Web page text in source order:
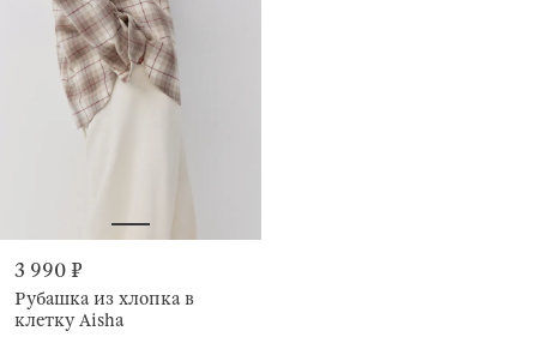
3 990 ₽
Рубашка из хлопка в
клетку Aisha